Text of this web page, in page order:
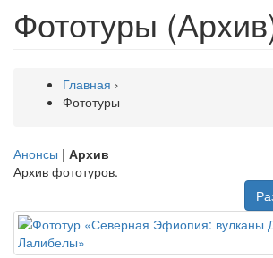
Фототуры
Главная ›
Фототуры
Анонсы | Архив
Архив фототуров.